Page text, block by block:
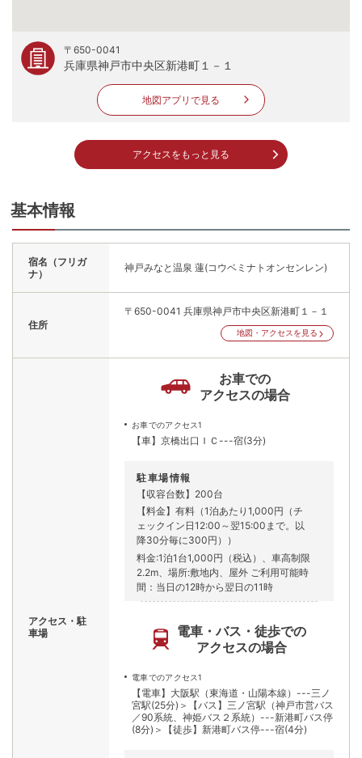
〒650-0041
兵庫県神戸市中央区新港町１－１
地図アプリで見る
アクセスをもっと見る
基本情報
宿名（フリガ
ナ）
神戸みなと温泉 蓮(コウベミナトオンセンレン)
住所
〒650-0041 兵庫県神戸市中央区新港町１－１
地図・アクセスを見る
アクセス・駐
車場
お車での
アクセスの場合
お車でのアクセス1
【車】京橋出口ＩＣ---宿(3分)
駐車場情報
【収容台数】200台
【料金】有料（1泊あたり1,000円（チ
ェックイン日12:00～翌15:00まで。以
降30分毎に300円））
料金:1泊1台1,000円（税込）、車高制限
2.2m、場所:敷地内、屋外 ご利用可能時
間：当日の12時から翌日の11時
電車・バス・徒歩での
アクセスの場合
電車でのアクセス1
【電車】大阪駅（東海道・山陽本線）---三ノ
宮駅(25分)＞【バス】三ノ宮駅（神戸市営バス
／90系統、神姫バス２系統）---新港町バス停
(8分)＞【徒歩】新港町バス停---宿(4分)